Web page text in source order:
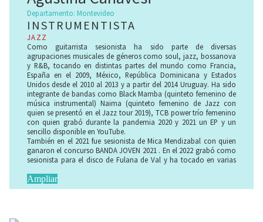
Departamento: Montevideo
INSTRUMENTISTA
JAZZ​
Como guitarrista sesionista ha sido parte de diversas
agrupaciones musicales de géneros como soul, jazz, bossanova
y R&B, tocando en distintas partes del mundo como Francia,
España en el 2009, México, República Dominicana y Estados
Unidos desde el 2010 al 2013 y a partir del 2014 Uruguay. Ha sido
integrante de bandas como Black Mamba (quinteto femenino de
música instrumental) Naima (quinteto femenino de Jazz con
quien se presentó en el Jazz tour 2019), TCB power trío femenino
con quien grabó durante la pandemia 2020 y 2021 un EP y un
sencillo disponible en YouTube.
También en el 2021 fue sesionista de Mica Mendizabal con quien
ganaron el concurso BANDA JOVEN 2021 . En el 2022 grabó como
sesionista para el disco de Fulana de Val y ha tocado en varias
Marzo del corriente año en el Solís por ciclo Mydmus
Ampliar